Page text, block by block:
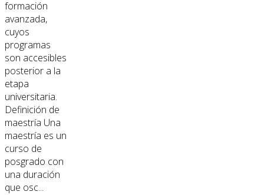
formación
avanzada,
cuyos
programas
son accesibles
posterior a la
etapa
universitaria.
Definición de
maestría Una
maestría es un
curso de
posgrado con
una duración
que osc...